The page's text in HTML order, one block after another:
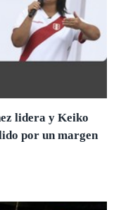
lidera y Keiko
por un margen